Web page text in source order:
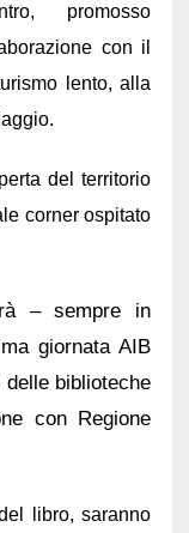
promosso
con il
lento, alla
del territorio
corner ospitato
– sempre in
giornata AIB
biblioteche
con Regione
libro, saranno